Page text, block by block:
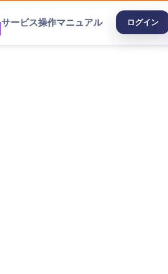
サービス操作マニュアル ログイン